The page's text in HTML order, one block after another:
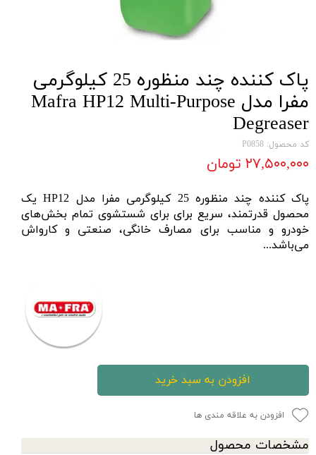
پاک کننده چند منظوره 25 کیلوگرمی
مفرا مدل Mafra HP12 Multi-Purpose
Degreaser
کد محصول: P0858
۲۷,۵۰۰,۰۰۰ تومان
پاک کننده چند منظوره 25 کیلوگرمی مفرا مدل HP12 یک
محصول قدرتمند، سریع برای برای شستشوی تمام بخش‌های
خودرو و مناسب برای مصارف خانگی، صنعتی و کارواش
می‌باشد...
افزودن به سبد خرید
افزودن به علاقه مندی ها
مشخصات محصول